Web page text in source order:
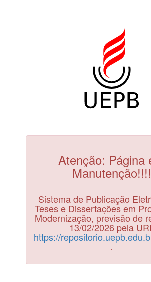
Atenção: Página
Manutenção!!!!
Sistema de Publicação
Teses e Dissertações em
Modernização, previsão de
13/02/2026 pela
https://
.